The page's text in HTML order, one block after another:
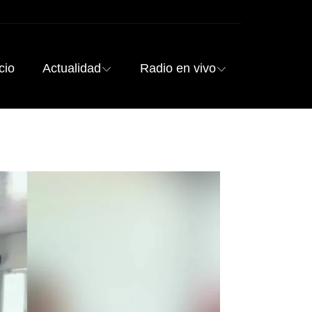
Actualidad Radio en vivo